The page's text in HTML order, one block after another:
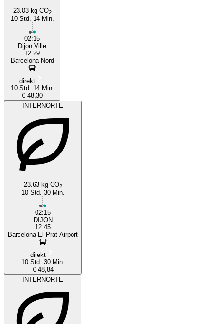
23.03 kg CO2
10 Std. 14 Min.
02:15
Dijon Ville
12:29
Barcelona Nord
direkt
10 Std. 14 Min.
€ 48,30
INTERNORTE
23.63 kg CO2
10 Std. 30 Min.
02:15
DIJON
12:45
Barcelona El Prat Airport
direkt
10 Std. 30 Min.
€ 48,84
INTERNORTE